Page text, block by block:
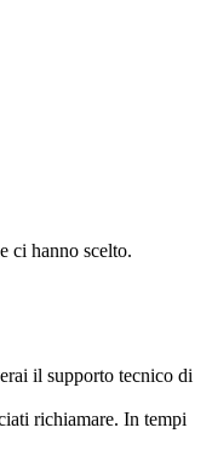
ci hanno scelto.
il supporto tecnico di
richiamare. In tempi